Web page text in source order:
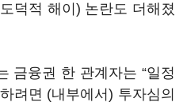
덕적 해이) 논란도 더해졌
금융권 한 관계자는 “일정
려면 (내부에서) 투자심의